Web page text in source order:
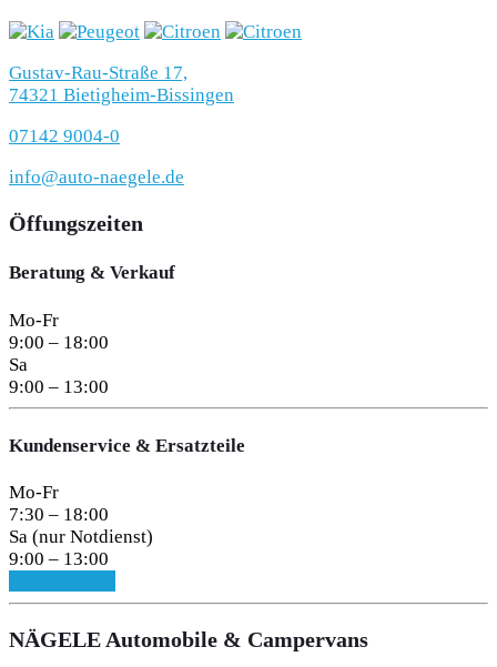
Gustav-Rau-Straße 17,
74321 Bietigheim-Bissingen
07142 9004-0
info@auto-naegele.de
Öffungszeiten
Beratung & Verkauf
Mo-Fr
9:00 – 18:00
Sa
9:00 – 13:00
Kundenservice & Ersatzteile
Mo-Fr
7:30 – 18:00
Sa (nur Notdienst)
9:00 – 13:00
NÄGELE Automobile & Campervans